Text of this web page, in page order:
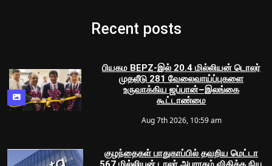
Recent posts
பியகம BEPZ-இல் 20.4 மில்லியன் டொலர்
முதலீடு 281 வேலைவாய்ப்புகளை
உருவாக்கிய ஜப்பான்–இலங்கை
கூட்டாண்மை
Aug 7th 2026, 10:59 am
குழந்தைகள் பாதுகாப்பில் தவறிய மெட்டா